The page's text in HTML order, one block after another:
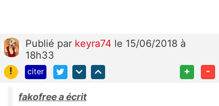
Publié par keyra74 le 15/06/2018 à
18h33
!
citer + -
fakofree a écrit